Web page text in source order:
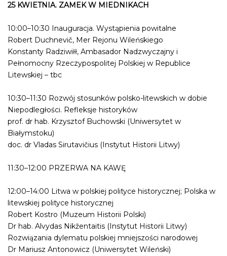
25 KWIETNIA. ZAMEK W MIEDNIKACH
10:00–10:30 Inauguracja. Wystąpienia powitalne
Robert Duchnevič, Mer Rejonu Wileńskiego
Konstanty Radziwiłł, Ambasador Nadzwyczajny i
Pełnomocny Rzeczypospolitej Polskiej w Republice
Litewskiej – tbc
10:30–11:30 Rozwój stosunków polsko-litewskich w dobie
Niepodległości. Refleksje historyków
prof. dr hab. Krzysztof Buchowski (Uniwersytet w
Białymstoku)
doc. dr Vladas Sirutavičius (Instytut Historii Litwy)
11:30–12:00 PRZERWA NA KAWĘ
12:00–14:00 Litwa w polskiej polityce historycznej; Polska w
litewskiej polityce historycznej
Robert Kostro (Muzeum Historii Polski)
Dr hab. Alvydas Nikžentaitis (Instytut Historii Litwy)
Rozwiązania dylematu polskiej mniejszości narodowej
Dr Mariusz Antonowicz (Uniwersytet Wileński)